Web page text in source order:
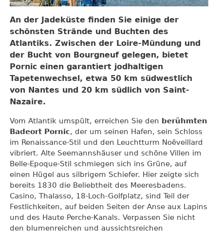
An der Jadeküste finden Sie einige der
schönsten Strände und Buchten des
Atlantiks. Zwischen der Loire-Mündung und
der Bucht von Bourgneuf gelegen, bietet
Pornic einen garantiert jodhaltigen
Tapetenwechsel, etwa 50 km südwestlich
von Nantes und 20 km südlich von Saint-
Nazaire.
Vom Atlantik umspült, erreichen Sie den berühmten
Badeort Pornic, der um seinen Hafen, sein Schloss
im Renaissance-Stil und den Leuchtturm Noëveillard
vibriert. Alte Seemannshäuser und schöne Villen im
Belle-Epoque-Stil schmiegen sich ins Grüne, auf
einen Hügel aus silbrigem Schiefer. Hier zeigte sich
bereits 1830 die Beliebtheit des Meeresbadens.
Casino, Thalasso, 18-Loch-Golfplatz, sind Teil der
Festlichkeiten, auf beiden Seiten der Anse aux Lapins
und des Haute Perche-Kanals. Verpassen Sie nicht
den blumenreichen und aussichtsreichen